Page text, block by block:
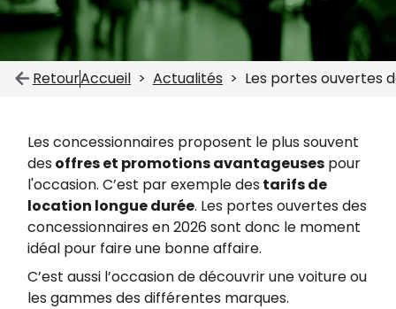
RetourAccueil Actualités Les portes ouvertes
Les concessionnaires proposent le plus souvent
des offres et promotions avantageuses pour
l'occasion. C’est par exemple des tarifs de
location longue durée. Les portes ouvertes des
concessionnaires en 2026 sont donc le moment
idéal pour faire une bonne affaire.
C’est aussi l’occasion de découvrir une voiture ou
les gammes des différentes marques.